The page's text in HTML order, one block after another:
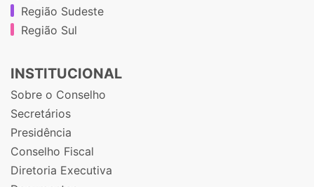
Região Sudeste
Região Sul
INSTITUCIONAL
Sobre o Conselho
Secretários
Presidência
Conselho Fiscal
Diretoria Executiva